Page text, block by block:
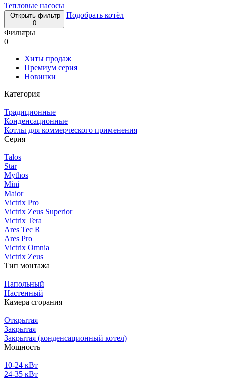
Тепловые насосы
Открыть фильтр
0
Подобрать котёл
Фильтры
0
Хиты продаж
Премиум серия
Новинки
Категория
Традиционные
Конденсационные
Котлы для коммерческого применения
Серия
Talos
Star
Mythos
Mini
Maior
Victrix Pro
Victrix Zeus Superior
Victrix Tera
Ares Tec R
Ares Pro
Victrix Omnia
Victrix Zeus
Тип монтажа
Напольный
Настенный
Камера сгорания
Открытая
Закрытая
Закрытая (конденсационный котел)
Мощность
10-24 кВт
24-35 кВт